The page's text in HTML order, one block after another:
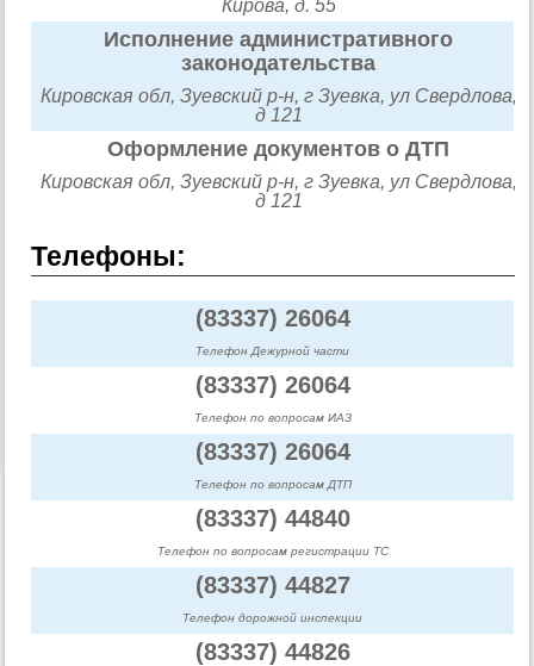
Кирова, д. 55
Исполнение административного
законодательства
Кировская обл, Зуевский р-н, г Зуевка, ул Свердлова,
д 121
Оформление документов о ДТП
Кировская обл, Зуевский р-н, г Зуевка, ул Свердлова,
д 121
Телефоны:
(83337) 26064
Телефон Дежурной части
(83337) 26064
Телефон по вопросам ИАЗ
(83337) 26064
Телефон по вопросам ДТП
(83337) 44840
Телефон по вопросам регистрации ТС
(83337) 44827
Телефон дорожной инспекции
(83337) 44826